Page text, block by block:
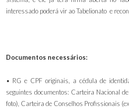
interessado poderá vir ao Tabelionato e
Documentos necessários:
• RG e CPF originais, a cédula de
seguintes documentos: Carteira Nacional
foto), Carteira de Conselhos Profissionais